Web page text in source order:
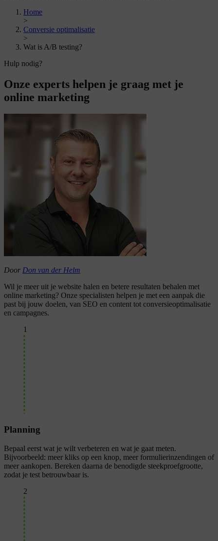
Home
>
Conversie optimalisatie
>
Wat is A/B testing?
Hulp nodig?
Onze experts helpen je graag met je
online marketing
Door Don van der Helm
Wil je meer uit je website halen en betere resultaten behalen met
online marketing? Onze specialisten helpen je met een aanpak die
past bij jouw doelen, van SEO en content tot conversieoptimalisatie
en campagnes.
1
Planning
Bepaal eerst wat je wilt verbeteren en wat je gaat meten.
Bijvoorbeeld: meer kliks op een knop, meer formulierinzendingen of
meer aankopen. Bereken daarna de benodigde steekproefgrootte,
zodat je test betrouwbaar is.
2